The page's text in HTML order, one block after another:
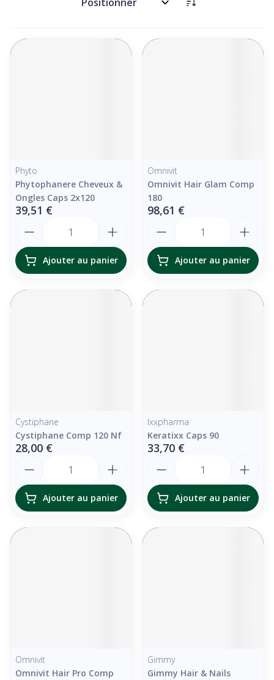
Trier par:
Phyto
Phytophanere Cheveux &
Ongles Caps 2x120
39,51 €
Ajouter au panier
Omnivit
Omnivit Hair Glam Comp
180
98,61 €
Ajouter au panier
Cystiphane
Cystiphane Comp 120 Nf
28,00 €
Ajouter au panier
Ixxpharma
Keratixx Caps 90
33,70 €
Ajouter au panier
Omnivit
Omnivit Hair Pro Comp
Gimmy
Gimmy Hair & Nails